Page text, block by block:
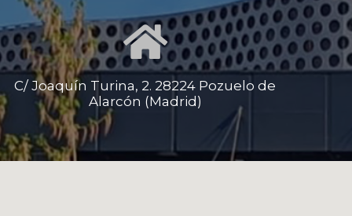
C/ Joaquín Turina, 2. 28224 Pozuelo de
Alarcón (Madrid)